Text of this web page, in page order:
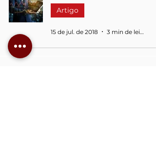
Artigo
15 de jul. de 2018 3 min de leitura